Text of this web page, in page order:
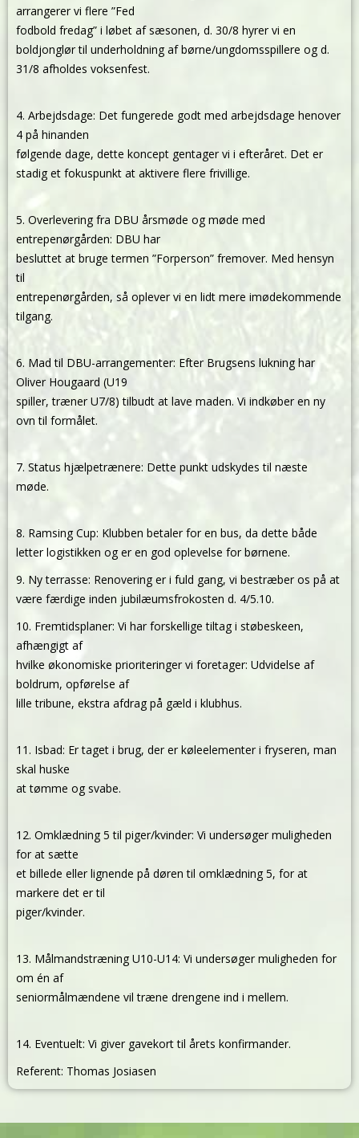
arrangerer vi flere ”Fed
fodbold fredag” i løbet af sæsonen, d. 30/8 hyrer vi en
boldjonglør til underholdning af børne/ungdomsspillere og d.
31/8 afholdes voksenfest.
4. Arbejdsdage: Det fungerede godt med arbejdsdage henover
4 på hinanden
følgende dage, dette koncept gentager vi i efteråret. Det er
stadig et fokuspunkt at aktivere flere frivillige.
5. Overlevering fra DBU årsmøde og møde med
entrepenørgården: DBU har
besluttet at bruge termen ”Forperson” fremover. Med hensyn
til
entrepenørgården, så oplever vi en lidt mere imødekommende
tilgang.
6. Mad til DBU-arrangementer: Efter Brugsens lukning har
Oliver Hougaard (U19
spiller, træner U7/8) tilbudt at lave maden. Vi indkøber en ny
ovn til formålet.
7. Status hjælpetrænere: Dette punkt udskydes til næste
møde.
8. Ramsing Cup: Klubben betaler for en bus, da dette både
letter logistikken og er en god oplevelse for børnene.
9. Ny terrasse: Renovering er i fuld gang, vi bestræber os på at
være færdige inden jubilæumsfrokosten d. 4/5.10.
10. Fremtidsplaner: Vi har forskellige tiltag i støbeskeen,
afhængigt af
hvilke økonomiske prioriteringer vi foretager: Udvidelse af
boldrum, opførelse af
lille tribune, ekstra afdrag på gæld i klubhus.
11. Isbad: Er taget i brug, der er køleelementer i fryseren, man
skal huske
at tømme og svabe.
12. Omklædning 5 til piger/kvinder: Vi undersøger muligheden
for at sætte
et billede eller lignende på døren til omklædning 5, for at
markere det er til
piger/kvinder.
13. Målmandstræning U10-U14: Vi undersøger muligheden for
om én af
seniormålmændene vil træne drengene ind i mellem.
14. Eventuelt: Vi giver gavekort til årets konfirmander.
Referent: Thomas Josiasen